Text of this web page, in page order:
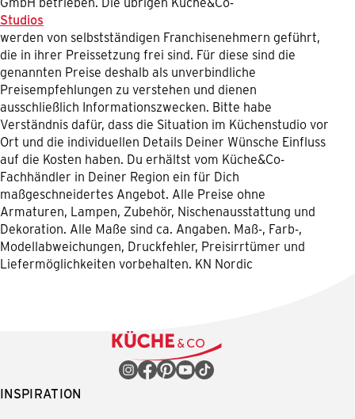
Studios
werden von selbstständigen Franchisenehmern geführt,
die in ihrer Preissetzung frei sind. Für diese sind die
genannten Preise deshalb als unverbindliche
Preisempfehlungen zu verstehen und dienen
ausschließlich Informationszwecken. Bitte habe
Verständnis dafür, dass die Situation im Küchenstudio vor
Ort und die individuellen Details Deiner Wünsche Einfluss
auf die Kosten haben. Du erhältst vom Küche&Co-
Fachhändler in Deiner Region ein für Dich
maßgeschneidertes Angebot. Alle Preise ohne
Armaturen, Lampen, Zubehör, Nischenausstattung und
Dekoration. Alle Maße sind ca. Angaben. Maß-, Farb-,
Modellabweichungen, Druckfehler, Preisirrtümer und
Liefermöglichkeiten vorbehalten. KN Nordic
INSPIRATION